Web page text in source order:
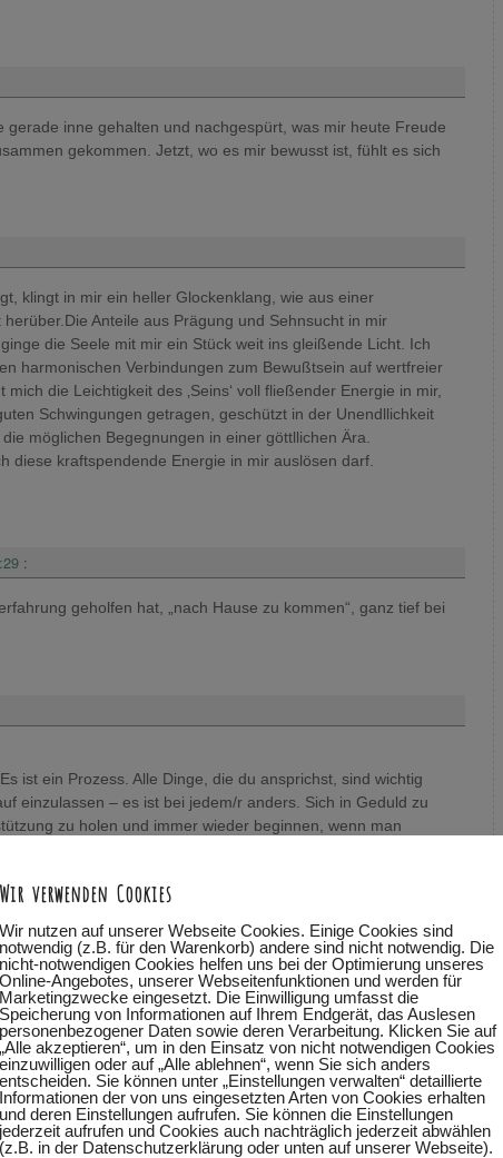
gerade inne gehalten und nachgespürt, was mir heute Freude
gekommen. Jetzt, wo es mir bewusst ist, fühlt es sich
klingt in mir ein heller Glockenklang, wie aus einer
Anteile aus Prägung und Sehnsucht in mir
die Seele mit mir ein Stück weit ins gleißende Licht. Ich
harmonischen Verbindungen zum Bewußtsein auf wertfreier
die Leichtigkeit des ‚Seins‘ voll fließender Energie in mir,
Schwingungen getragen, geschützt in der Unendllichkeit
möglichen Begegnungen in einer göttllichen Ära.
diese kraftspendende Energie in mir auslösen darf.
:
geholfen hat, „nach Hause zu kommen“, ganz tief bei
ist ein Prozess. Alle Dinge, die du ansprichst, sind wichtig
einzulassen – es ist bei jedem/r anders. Sich in Geduld zu
zu holen und immer wieder beginnen, wenn man
kommt der Durchbruch und dann wird es leichter.
Freude in unser Leben fließt – das haben wir einfach nicht
– derweil dürfen wir auch das Leben genießen :-). Den
zu werden dafür, was in einem zum Thema abgeht
lassen plus lernen, sich selbst zu vertrauen. Liebe
von dir,
vieles wandeln. Schön das wir gemeinsam auf dem Weg
können ist für mich auch ein Aspekt von Fülle und
Wir verwenden Cookies
Wir nutzen auf unserer Webseite Cookies. Einige Cookies sind
notwendig (z.B. für den Warenkorb) andere sind nicht notwendig. Die
nicht-notwendigen Cookies helfen uns bei der Optimierung unseres
Online-Angebotes, unserer Webseitenfunktionen und werden für
Marketingzwecke eingesetzt. Die Einwilligung umfasst die
Speicherung von Informationen auf Ihrem Endgerät, das Auslesen
personenbezogener Daten sowie deren Verarbeitung. Klicken Sie auf
„Alle akzeptieren“, um in den Einsatz von nicht notwendigen Cookies
einzuwilligen oder auf „Alle ablehnen“, wenn Sie sich anders
entscheiden. Sie können unter „Einstellungen verwalten“ detaillierte
Informationen der von uns eingesetzten Arten von Cookies erhalten
und deren Einstellungen aufrufen. Sie können die Einstellungen
jederzeit aufrufen und Cookies auch nachträglich jederzeit abwählen
(z.B. in der Datenschutzerklärung oder unten auf unserer Webseite).